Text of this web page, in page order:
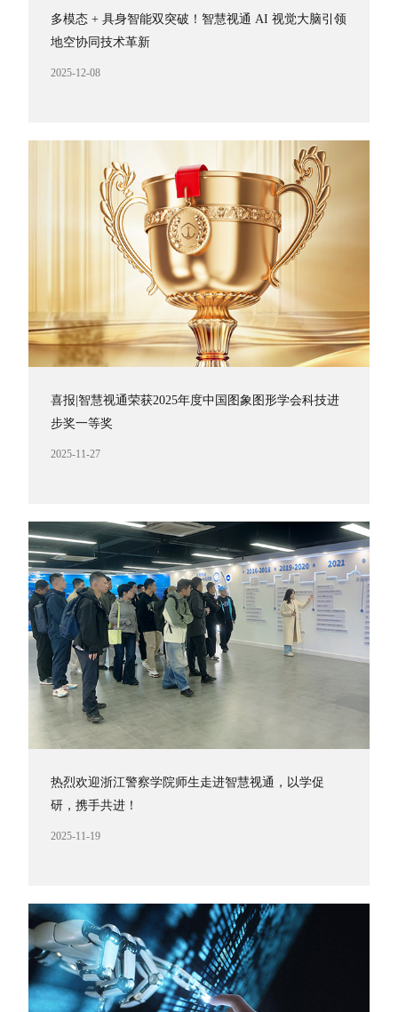
多模态 + 具身智能双突破！智慧视通 AI 视觉大脑引领
地空协同技术革新
2025-12-08
喜报|智慧视通荣获2025年度中国图象图形学会科技进
步奖一等奖
2025-11-27
热烈欢迎浙江警察学院师生走进智慧视通，以学促
研，携手共进！
2025-11-19